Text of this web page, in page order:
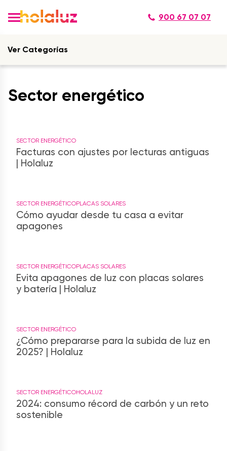
900 67 07 07
Ver Categorías
Sector energético
SECTOR ENERGÉTICO
Facturas con ajustes por lecturas antiguas
| Holaluz
SECTOR ENERGÉTICOPLACAS SOLARES
Cómo ayudar desde tu casa a evitar
apagones
SECTOR ENERGÉTICOPLACAS SOLARES
Evita apagones de luz con placas solares
y batería | Holaluz
SECTOR ENERGÉTICO
¿Cómo prepararse para la subida de luz en
2025? | Holaluz
SECTOR ENERGÉTICOHOLALUZ
2024: consumo récord de carbón y un reto
sostenible